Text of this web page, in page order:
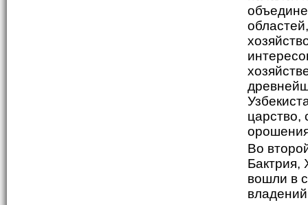
царство,
Во
Бактрия,
вошли в